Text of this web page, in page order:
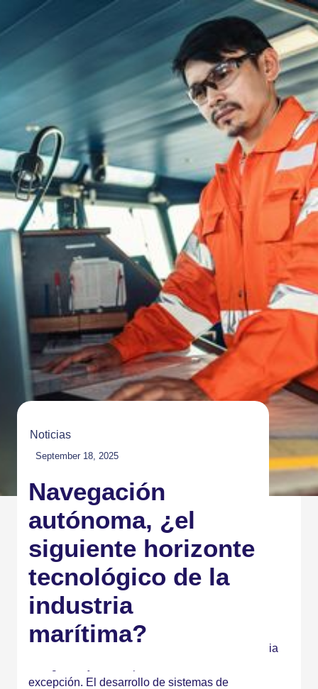
Noticias
September 18, 2025
Navegación
autónoma, ¿el
siguiente horizonte
tecnológico de la
industria
marítima?
La automatización está redefiniendo todos los
eslabones de la cadena productiva en la industria
excepción. El desarrollo de sistemas de